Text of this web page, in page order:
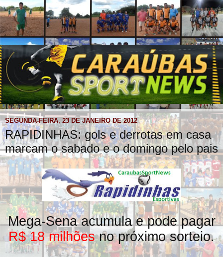
SEGUNDA-FEIRA, 23 DE JANEIRO DE 2012
RAPIDINHAS: gols e derrotas em casa
marcam o sabado e o domingo pelo pais
Mega-Sena acumula e pode pagar
R$ 18 milhõesno próximo sorteio.